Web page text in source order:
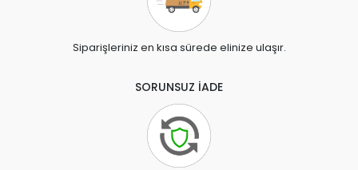
Siparişleriniz en kısa sürede elinize ulaşır.
SORUNSUZ İADE